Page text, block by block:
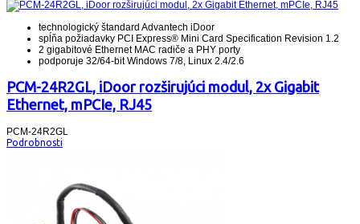
technologický štandard Advantech iDoor
spĺňa požiadavky PCI Express® Mini Card Specification Revision 1.2
2 gigabitové Ethernet MAC radiče a PHY porty
podporuje 32/64-bit Windows 7/8, Linux 2.4/2.6
PCM-24R2GL, iDoor rozširujúci modul, 2x Gigabit
Ethernet, mPCIe, RJ45
PCM-24R2GL
Podrobnosti